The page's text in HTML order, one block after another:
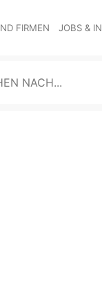
FIRMEN JOBS &